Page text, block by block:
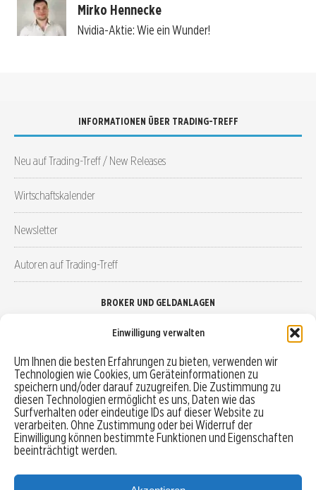
Einwilligung verwalten
Um Ihnen die besten Erfahrungen zu bieten, verwenden wir
Technologien wie Cookies, um Geräteinformationen zu
speichern und/oder darauf zuzugreifen. Die Zustimmung zu
diesen Technologien ermöglicht es uns, Daten wie das
Surfverhalten oder eindeutige IDs auf dieser Website zu
verarbeiten. Ohne Zustimmung oder bei Widerruf der
Einwilligung können bestimmte Funktionen und Eigenschaften
beeinträchtigt werden.
Mirko Hennecke
Nvidia-Aktie: Wie ein Wunder!
INFORMATIONEN ÜBER TRADING-TREFF
Neu auf Trading-Treff / New Releases
Wirtschaftskalender
Newsletter
Autoren auf Trading-Treff
BROKER UND GELDANLAGEN
Robo-Advisor vergleichen
Depotvergleich
Festgeld vergleichen
Tagesgeld vergleichen